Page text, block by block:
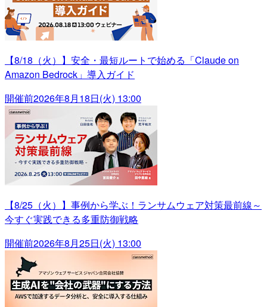
【8/18（火）】安全・最短ルートで始める「Claude on
Amazon Bedrock」導入ガイド
開催前2026年8月18日(火) 13:00
【8/25（火）】事例から学ぶ！ランサムウェア対策最前線～
今すぐ実践できる多重防御戦略
開催前2026年8月25日(火) 13:00